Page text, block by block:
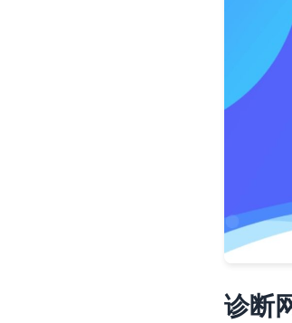
诊断